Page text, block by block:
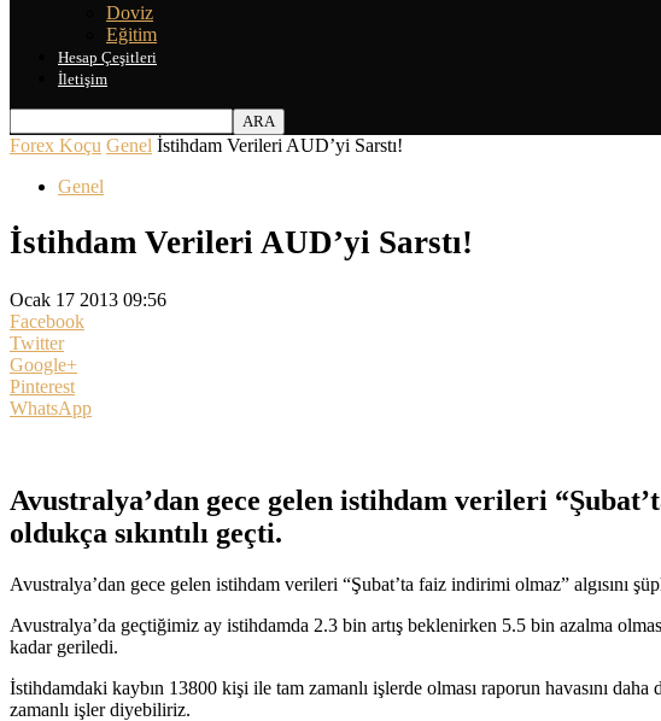
Doviz
Eğitim
Hesap Çeşitleri
İletişim
Forex Koçu Genel İstihdam Verileri AUD’yi Sarstı!
Genel
İstihdam Verileri AUD’yi Sarstı!
Ocak 17 2013 09:56
Facebook
Twitter
Google+
Pinterest
WhatsApp
Avustralya’dan gece gelen istihdam verileri
oldukça sıkıntılı geçti.
Avustralya’dan gece gelen istihdam verileri “Şubat’ta faiz indirimi olmaz” algısını
Avustralya’da geçtiğimiz ay istihdamda 2.3 bin artış beklenirken 5.5 bin azalma
kadar geriledi.
İstihdamdaki kaybın 13800 kişi ile tam zamanlı işlerde olması raporun havasını
zamanlı işler diyebiliriz.